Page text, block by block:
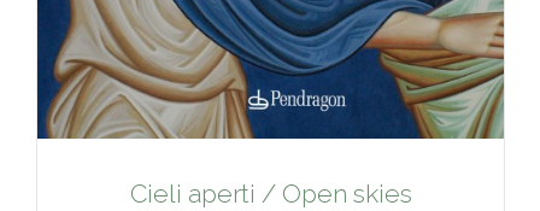
Cieli aperti / Open skies